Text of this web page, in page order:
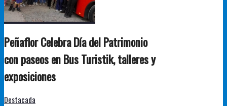
Peñaflor Celebra Día del Patrimonio
con paseos en Bus Turistik, talleres y
exposiciones
Destacada